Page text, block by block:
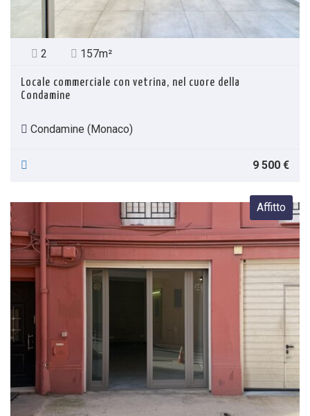
2 157m²
Locale commerciale con vetrina, nel cuore della
Condamine
Condamine (Monaco)
9 500 €
Affitto